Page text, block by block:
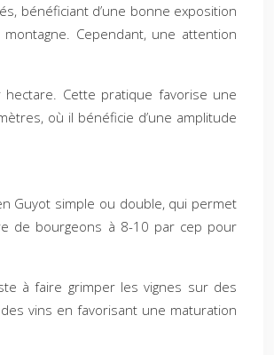
bénéficiant d’une bonne exposition
Cependant, une attention
Cette pratique favorise une
où il bénéficie d’une amplitude
Guyot simple ou double, qui permet
de bourgeons à 8-10 par cep pour
à faire grimper les vignes sur des
vins en favorisant une maturation